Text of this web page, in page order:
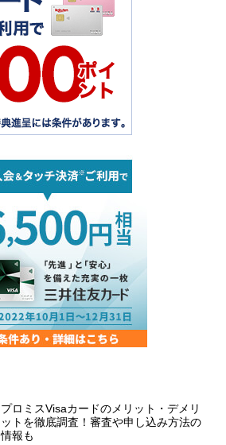
プロミスVisaカードのメリット・デメリ
ットを徹底調査！審査や申し込み方法の
情報も